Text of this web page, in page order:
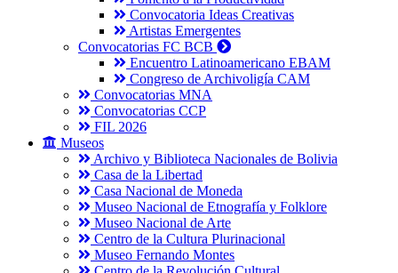
Convocatoria Ideas Creativas
Artistas Emergentes
Convocatorias FC BCB
Encuentro Latinoamericano EBAM
Congreso de Archivoligía CAM
Convocatorias MNA
Convocatorias CCP
FIL 2026
Museos
Archivo y Biblioteca Nacionales de Bolivia
Casa de la Libertad
Casa Nacional de Moneda
Museo Nacional de Etnografía y Folklore
Museo Nacional de Arte
Centro de la Cultura Plurinacional
Museo Fernando Montes